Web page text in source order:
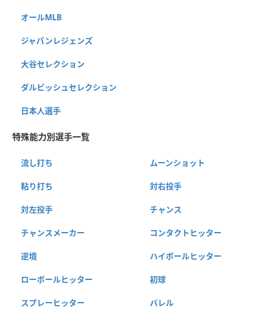
オールMLB
ジャパンレジェンズ
大谷セレクション
ダルビッシュセレクション
日本人選手
特殊能力別選手一覧
流し打ち ムーンショット
粘り打ち 対右投手
対左投手 チャンス
チャンスメーカー コンタクトヒッター
逆境 ハイボールヒッター
ローボールヒッター 初球
スプレーヒッター バレル